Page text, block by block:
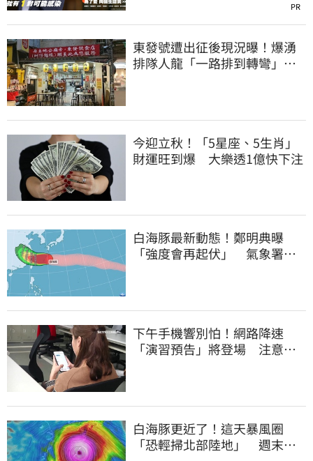
PR
東發號遭出征後現況曝！爆湧
排隊人龍「一路排到轉彎」
今迎立秋！「5星座、5生肖」
財運旺到爆 大樂透1億快下注
白海豚最新動態！鄭明典曝
「強度會再起伏」 氣象署：
下午手機響別怕！網路降速
「演習預告」將登場 注意事
白海豚更近了！這天暴風圈
「恐輕掃北部陸地」 週末風